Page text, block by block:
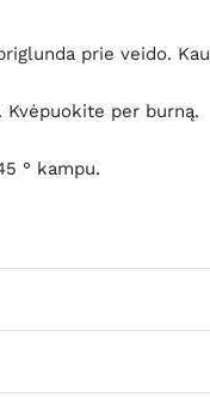
prie veido.
per burną.
° kampu.